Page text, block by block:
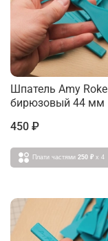
Шпатель Amy Roke
бирюзовый 44 мм
450 ₽
Плати частями 250 ₽ x 4